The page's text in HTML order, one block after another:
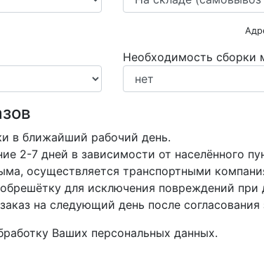
Необходимость сборки
в ближайший рабочий день.
2-7 дней в зависимости от населённого
осуществляется транспортными
для исключения повреждений при
на следующий день после согласования
Ваших персональных данных.